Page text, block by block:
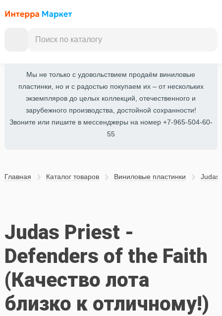
Мы не только с удовольствием продаём виниловые
пластинки, но и с радостью покупаем их – от нескольких
экземпляров до целых коллекций, отечественного и
зарубежного производства, достойной сохранности!
Звоните или пишите в мессенджеры на номер +7-965-504-60-
55
Главная Каталог товаров Виниловые пластинки Judas
Judas Priest -
Defenders of the Faith
(Качество лота
близко к отличному!)